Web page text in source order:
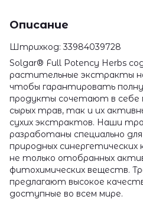
Описание
Штрихкод: 33984039728
Solgar® Full Potency Herbs
растительные экстракты
чтобы гарантировать
продукты сочетают в себе
сырых трав, так и их
сухих экстрактов. Наши
разработаны специально
природных
не только отобранных
фитохимических веществ.
предлагают высокое
доступные во всем мире.